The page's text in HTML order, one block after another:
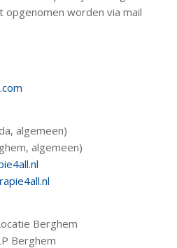
opgenomen worden via mail
algemeen)
algemeen)
Berghem
Berghem